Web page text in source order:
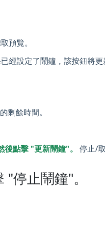
預覽。
經設定了鬧鐘，該按鈕將更
剩餘時間。
點擊 "更新鬧鐘"。
停止/
停止鬧鐘"。